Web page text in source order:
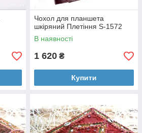
Чохол для планшета
шкіряний Плетіння S-1572
В наявності
1 620 ₴
Купити